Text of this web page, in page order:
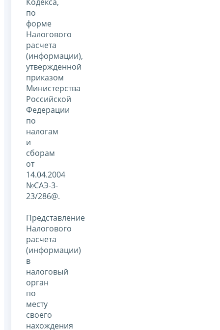
по
форме
Налогового
расчета
(информации),
утвержденной
приказом
Министерства
Российской
Федерации
по
налогам
и
сборам
от
14.04.2004
№САЭ-3-
23/286@.
Представление
Налогового
расчета
(информации)
в
налоговый
орган
по
месту
своего
нахождения